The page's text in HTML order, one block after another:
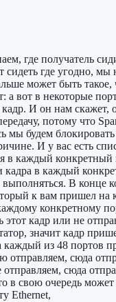
где получатель
сидеть где угодно, мы
может быть такое,
а вот в некоторые
кадр. И он нам скажет,
потому что
мы будем
И у вас есть
в каждый конкретный
кадра в каждый
В конце
к вам пришел на
конкретному
этот кадр или не
значит кадр
каждый из 48 портов
отправляем, сюда
сюда
в свою очередь
Ethernet,